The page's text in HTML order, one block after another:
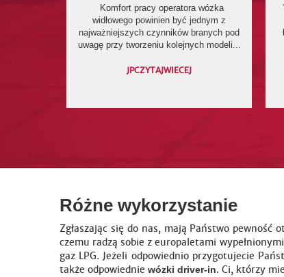
Komfort pracy operatora wózka
widłowego powinien być jednym z
najważniejszych czynników branych pod
uwagę przy tworzeniu kolejnych modeli...
JPCZYTAJWIECEJ
Różne wykorzystanie
Zgłaszając się do nas, mają Państwo
czemu radzą sobie z europaletami
gaz LPG. Jeżeli odpowiednio przygotujecie
także odpowiednie wózki driver-in. Ci, którzy